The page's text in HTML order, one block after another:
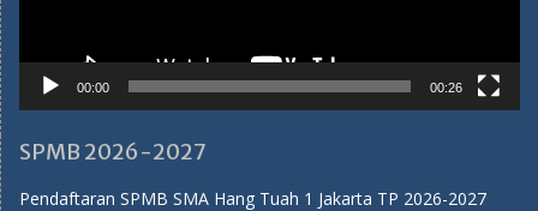
Instagram:
Twitter:
sma_hangtuah1
Tiktok: